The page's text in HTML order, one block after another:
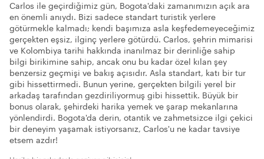
Carlos ile geçirdiğimiz gün, Bogota'daki zamanımızın açık ara
en önemli anıydı. Bizi sadece standart turistik yerlere
götürmekle kalmadı; kendi başımıza asla keşfedemeyeceğimiz
gerçekten eşsiz, ilginç yerlere götürdü. Carlos, şehrin mimarisi
ve Kolombiya tarihi hakkında inanılmaz bir derinliğe sahip
bilgi birikimine sahip, ancak onu bu kadar özel kılan şey
benzersiz geçmişi ve bakış açısıdır. Asla standart, katı bir tur
gibi hissettirmedi. Bunun yerine, gerçekten bilgili yerel bir
arkadaş tarafından gezdiriliyormuş gibi hissettik. Büyük bir
bonus olarak, şehirdeki harika yemek ve şarap mekanlarına
yönlendirdi. Bogota'da derin, otantik ve zahmetsizce ilgi çekici
bir deneyim yaşamak istiyorsanız, Carlos'u ne kadar tavsiye
etsem azdır!